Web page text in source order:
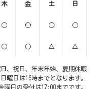
木 金 土 日
○ ○ ○ ○
○ ○ △ △
、祝日、年末年始、夏期休暇
曜日は16時までとなります。
日の受付は17:00までです。